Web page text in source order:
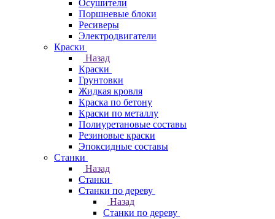
Осушители
Поршневые блоки
Ресиверы
Электродвигатели
Краски
Назад
Краски
Грунтовки
Жидкая кровля
Краска по бетону
Краски по металлу
Полиуретановые составы
Резиновые краски
Эпоксидные составы
Станки
Назад
Станки
Станки по дереву
Назад
Станки по дереву